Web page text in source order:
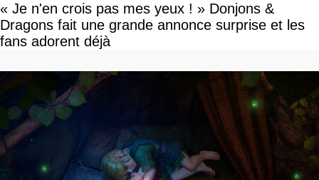
« Je n'en crois pas mes yeux ! » Donjons &
Dragons fait une grande annonce surprise et les
fans adorent déjà